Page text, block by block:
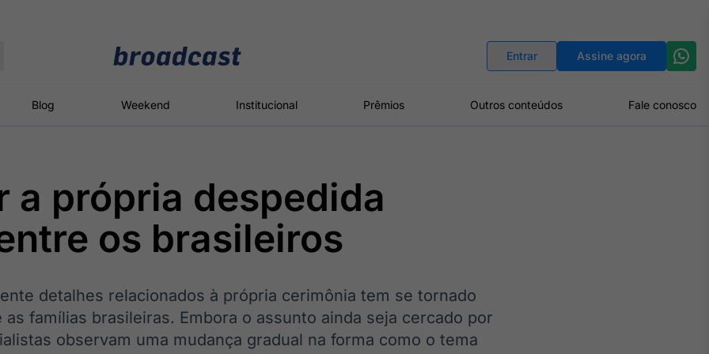
Entrar Assine agora
Blog Weekend Institucional Prêmios Outros conteúdos Fale conosco
Broadcast
Político
Os bastidores da
Broadcast
Energia
O setor de
White Label
Plataforma para
Broadcast
Broadcast
Broadcast
Broadcast
a própria despedida
os brasileiros
detalhes relacionados à própria cerimônia tem se tornado
famílias brasileiras. Embora o assunto ainda seja cercado por
observam uma mudança gradual na forma como o tema